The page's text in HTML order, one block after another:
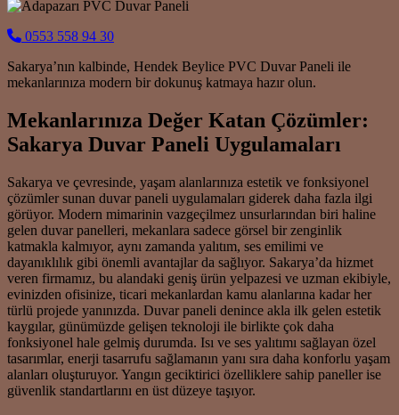
0553 558 94 30
Sakarya’nın kalbinde, Hendek Beylice PVC Duvar Paneli ile
mekanlarınıza modern bir dokunuş katmaya hazır olun.
Mekanlarınıza Değer Katan Çözümler:
Sakarya Duvar Paneli Uygulamaları
Sakarya ve çevresinde, yaşam alanlarınıza estetik ve fonksiyonel
çözümler sunan duvar paneli uygulamaları giderek daha fazla ilgi
görüyor. Modern mimarinin vazgeçilmez unsurlarından biri haline
gelen duvar panelleri, mekanlara sadece görsel bir zenginlik
katmakla kalmıyor, aynı zamanda yalıtım, ses emilimi ve
dayanıklılık gibi önemli avantajlar da sağlıyor. Sakarya’da hizmet
veren firmamız, bu alandaki geniş ürün yelpazesi ve uzman ekibiyle,
evinizden ofisinize, ticari mekanlardan kamu alanlarına kadar her
türlü projede yanınızda. Duvar paneli denince akla ilk gelen estetik
kaygılar, günümüzde gelişen teknoloji ile birlikte çok daha
fonksiyonel hale gelmiş durumda. Isı ve ses yalıtımı sağlayan özel
tasarımlar, enerji tasarrufu sağlamanın yanı sıra daha konforlu yaşam
alanları oluşturuyor. Yangın geciktirici özelliklere sahip paneller ise
güvenlik standartlarını en üst düzeye taşıyor.